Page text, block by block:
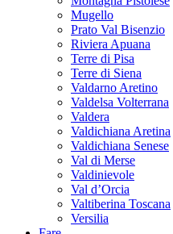
Mugello
Prato Val Bisenzio
Riviera Apuana
Terre di Pisa
Terre di Siena
Valdarno Aretino
Valdelsa Volterrana
Valdera
Valdichiana Aretina
Valdichiana Senese
Val di Merse
Valdinievole
Val d’Orcia
Valtiberina Toscana
Versilia